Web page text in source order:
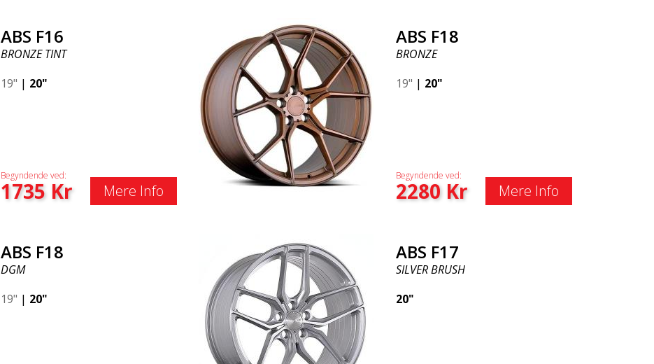
ABS F16
BRONZE TINT
19" | 20"
Begyndende ved:
1735Kr Mere Info
ABS F18
BRONZE
19" | 20"
Begyndende ved:
2280Kr Mere Info
ABS F18
DGM
19" | 20"
ABS F17
SILVER BRUSH
20"